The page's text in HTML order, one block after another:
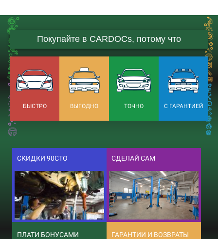
Покупайте в CARDOCs, потому что
БЫСТРО ВЫГОДНО ТОЧНО С ГАРАНТИЕЙ
СКИДКИ 90СТО СДЕЛАЙ САМ
ПЛАТИ БОНУСАМИ ГАРАНТИИ И ВОЗВРАТЫ